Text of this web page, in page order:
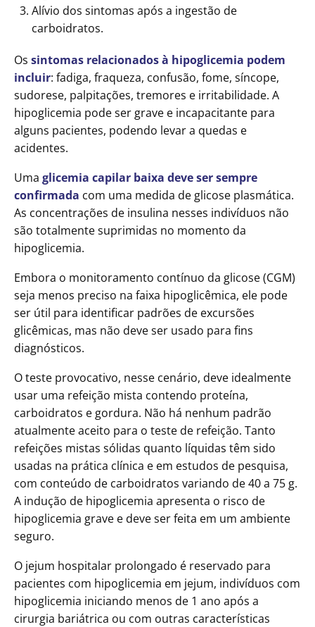
Alívio dos sintomas após a ingestão de
carboidratos.
Os sintomas relacionados à hipoglicemia podem
incluir: fadiga, fraqueza, confusão, fome, síncope,
sudorese, palpitações, tremores e irritabilidade. A
hipoglicemia pode ser grave e incapacitante para
alguns pacientes, podendo levar a quedas e
acidentes.
Uma glicemia capilar baixa deve ser sempre
confirmada com uma medida de glicose plasmática.
As concentrações de insulina nesses indivíduos não
são totalmente suprimidas no momento da
hipoglicemia.
Embora o monitoramento contínuo da glicose (CGM)
seja menos preciso na faixa hipoglicêmica, ele pode
ser útil para identificar padrões de excursões
glicêmicas, mas não deve ser usado para fins
diagnósticos.
O teste provocativo, nesse cenário, deve idealmente
usar uma refeição mista contendo proteína,
carboidratos e gordura. Não há nenhum padrão
atualmente aceito para o teste de refeição. Tanto
refeições mistas sólidas quanto líquidas têm sido
usadas na prática clínica e em estudos de pesquisa,
com conteúdo de carboidratos variando de 40 a 75 g.
A indução de hipoglicemia apresenta o risco de
hipoglicemia grave e deve ser feita em um ambiente
seguro.
O jejum hospitalar prolongado é reservado para
pacientes com hipoglicemia em jejum, indivíduos com
hipoglicemia iniciando menos de 1 ano após a
cirurgia bariátrica ou com outras características